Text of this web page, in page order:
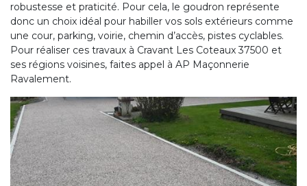
robustesse et praticité. Pour cela, le goudron représente
donc un choix idéal pour habiller vos sols extérieurs comme
une cour, parking, voirie, chemin d’accès, pistes cyclables.
Pour réaliser ces travaux à Cravant Les Coteaux 37500 et
ses régions voisines, faites appel à AP Maçonnerie
Ravalement.